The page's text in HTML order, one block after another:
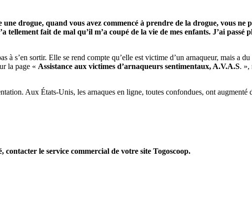
drogue, quand vous avez commencé à prendre de la drogue, vous ne
tellement fait de mal qu’il m’a coupé de la vie de mes enfants. J’ai passé
à s’en sortir. Elle se rend compte qu’elle est victime d’un arnaqueur, mais a
la page « Assistance aux victimes d’arnaqueurs sentimentaux, A.V.A.S. »,
Aux États-Unis, les arnaques en ligne, toutes confondues, ont augmenté
contacter le service commercial de votre site Togoscoop.